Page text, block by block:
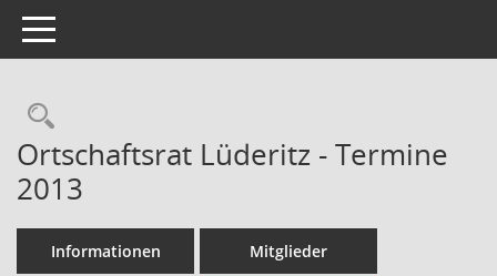
Toggle navigation
Rechercheauswahl
Ortschaftsrat Lüderitz - Termine
2013
Informationen Mitglieder